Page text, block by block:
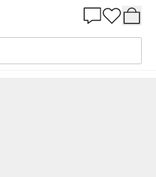
Bestil efter NCS 0530-Y50R